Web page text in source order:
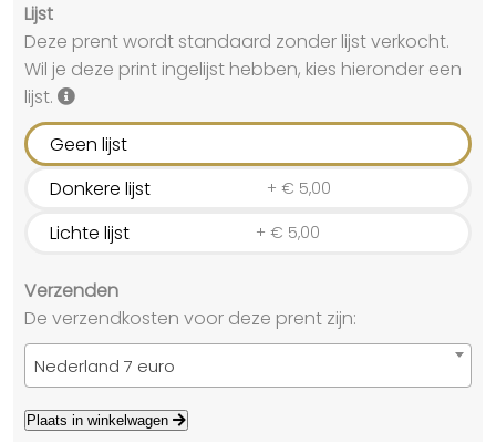
Lijst
Deze prent wordt standaard zonder lijst verkocht.
Wil je deze print ingelijst hebben, kies hieronder een
lijst.
Geen lijst
Donkere lijst
+ € 5,00
Lichte lijst + € 5,00
Verzenden
De verzendkosten voor deze prent zijn:
Nederland 7 euro
Plaats in winkelwagen